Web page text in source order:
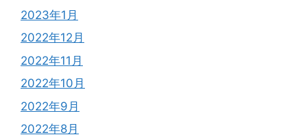
2023年1月
2022年12月
2022年11月
2022年10月
2022年9月
2022年8月